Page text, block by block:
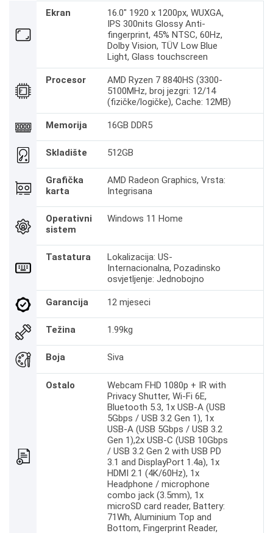
Ekran
16.0" 1920 x 1200px, WUXGA,
IPS 300nits Glossy Anti-
fingerprint, 45% NTSC, 60Hz,
Dolby Vision, TÜV Low Blue
Light, Glass touchscreen
Procesor
AMD Ryzen 7 8840HS (3300-
5100MHz, broj jezgri: 12/14
(fizičke/logičke), Cache: 12MB)
Memorija 16GB DDR5
Skladište 512GB
Grafička
karta
AMD Radeon Graphics, Vrsta:
Integrisana
Operativni
sistem
Windows 11 Home
Tastatura
Lokalizacija: US-
Internacionalna, Pozadinsko
osvjetljenje: Jednobojno
Garancija 12 mjeseci
Težina 1.99kg
Boja Siva
Ostalo
Webcam FHD 1080p + IR with
Privacy Shutter, Wi-Fi 6E,
Bluetooth 5.3, 1x USB-A (USB
5Gbps / USB 3.2 Gen 1), 1x
USB-A (USB 5Gbps / USB 3.2
Gen 1),2x USB-C (USB 10Gbps
/ USB 3.2 Gen 2 with USB PD
3.1 and DisplayPort 1.4a), 1x
HDMI 2.1 (4K/60Hz), 1x
Headphone / microphone
combo jack (3.5mm), 1x
microSD card reader, Battery:
71Wh, Aluminium Top and
Bottom, Fingerprint Reader,